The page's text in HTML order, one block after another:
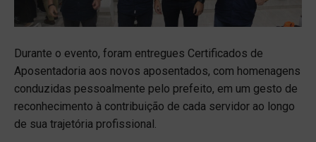
Durante o evento, foram entregues Certificados de
Aposentadoria aos novos aposentados, com homenagens
conduzidas pessoalmente pelo prefeito, em um gesto de
reconhecimento à contribuição de cada servidor ao longo
de sua trajetória profissional.